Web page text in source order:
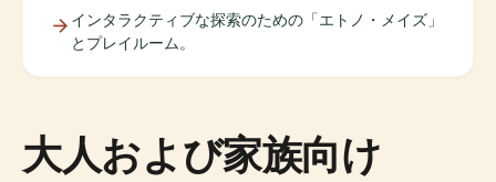
インタラクティブな探索のための「エトノ・メイズ」
とプレイルーム。
大人および家族向け